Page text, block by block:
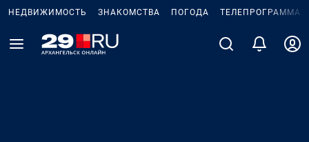
НЕДВИЖИМОСТЬ ЗНАКОМСТВА ПОГОДА ТЕЛЕПРОГРАММА